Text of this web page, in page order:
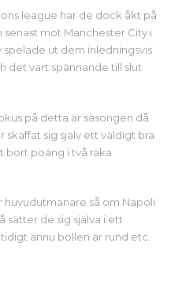
league har de dock åkt på
mot Manchester City i
ut dem inledningsvis
det vart spännande till slut
på detta är säsongen då
skaffat sig själv ett väldigt bra
bort poäng i två raka
så om Napoli
sätter de sig själva i ett
ännu bollen är rund etc.